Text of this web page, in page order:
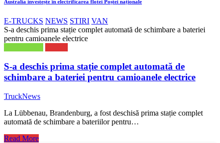
Australia investește în electrificarea flotei Poștei naționale
E-TRUCKS NEWS STIRI VAN
S-a deschis prima stație complet automată de schimbare a bateriei
pentru camioanele electrice
S-a deschis prima stație complet automată de
schimbare a bateriei pentru camioanele electrice
TruckNews
La Lübbenau, Brandenburg, a fost deschisă prima stație complet
automată de schimbare a bateriilor pentru…
Read More